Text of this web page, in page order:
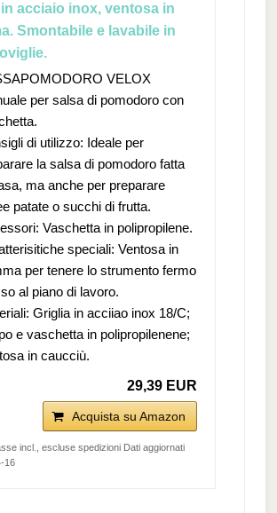
acciaio inox, ventosa in
Smontabile e lavabile in
VELOX
per salsa di pomodoro con
di utilizzo: Ideale per
la salsa di pomodoro fatta
ma anche per preparare
patate o succhi di frutta.
Vaschetta in polipropilene.
speciali: Ventosa in
per tenere lo strumento fermo
al piano di lavoro.
Griglia in acciiao inox 18/C;
e vaschetta in polipropilenene;
in caucciù.
29,39 EUR
Acquista su Amazon
incl., escluse spedizioni Dati aggiornati
16